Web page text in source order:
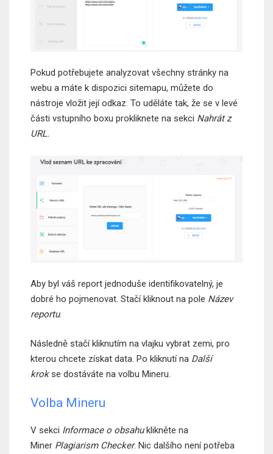
Pokud potřebujete analyzovat všechny stránky na
webu a máte k dispozici sitemapu, můžete do
nástroje vložit její odkaz. To uděláte tak, že se v levé
části vstupního boxu prokliknete na sekci Nahrát z
URL.
Aby byl váš report jednoduše identifikovatelný, je
dobré ho pojmenovat. Stačí kliknout na pole Název
reportu.
Následně stačí kliknutím na vlajku vybrat zemi, pro
kterou chcete získat data. Po kliknutí na Další
krokse dostáváte na volbu Mineru.
Volba Mineru
V sekci Informace o obsahuklikněte na
Miner Plagiarism Checker. Nic dalšího není potřeba